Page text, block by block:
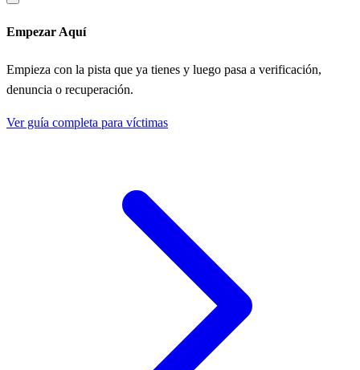
Empezar Aquí
Empieza con la pista que ya tienes y luego pasa a verificación,
denuncia o recuperación.
Ver guía completa para víctimas